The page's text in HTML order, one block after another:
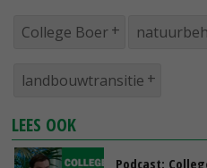
College Boer
landbouwtransitie
LEES OOK
Podcast: